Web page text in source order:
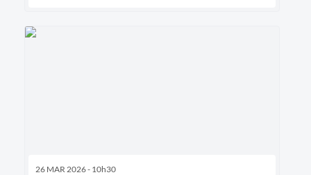
26 MAR 2026 - 10h30